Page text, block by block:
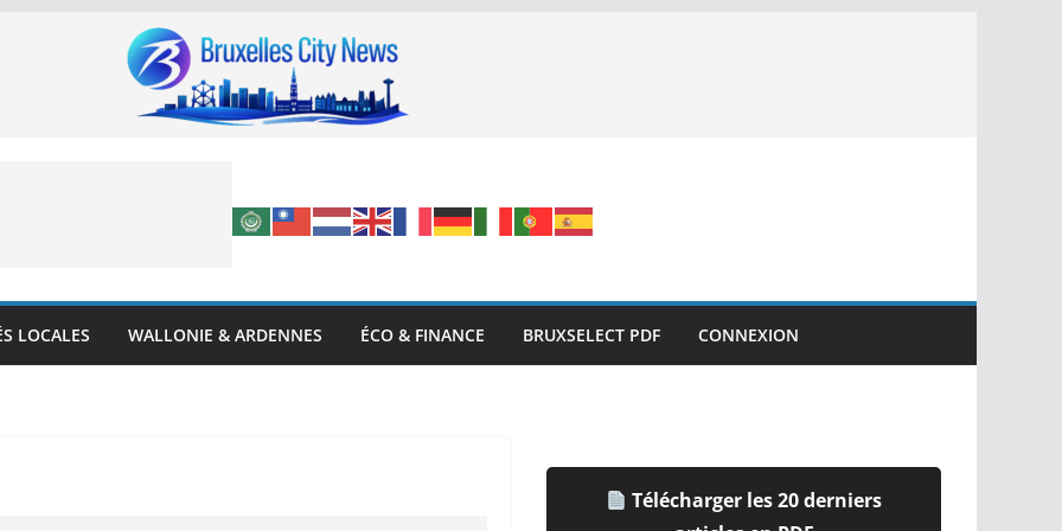
LOCALES WALLONIE & ARDENNES ÉCO & FINANCE BRUXSELECT PDF CONNEXION
Télécharger les 20 derniers